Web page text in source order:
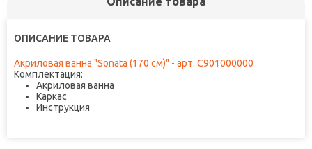
ОПИСАНИЕ ТОВАРА
Акриловая ванна "Sonata (170 см)" - арт. C901000000
Комплектация:
Акриловая ванна
Каркас
Инструкция